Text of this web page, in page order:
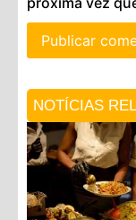
NOTÍCIAS